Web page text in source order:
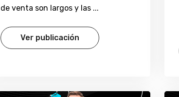
de venta son largos y las ...
Ver publicación